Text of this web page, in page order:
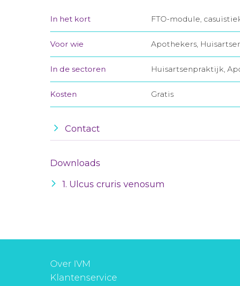
In het kort FTO-module,
Voor wie Apothekers,
In de sectoren Huisartsenpraktijk,
Kosten Gratis
Contact
Downloads
1. Ulcus cruris venosum
Over IVM
Klantenservice